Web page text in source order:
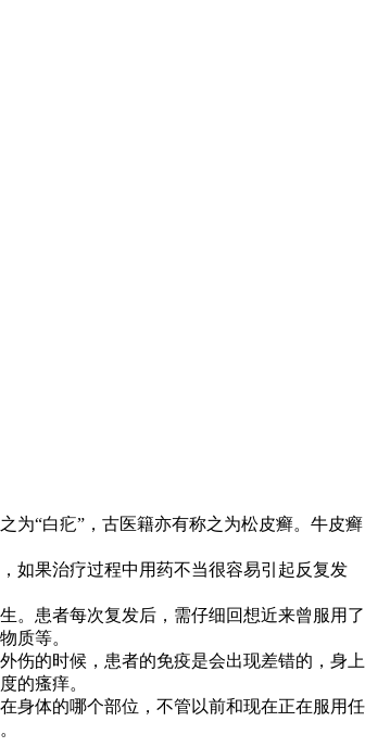
为“白疕”，古医籍亦有称之为松皮癣。牛皮癣
如果治疗过程中用药不当很容易引起反复发
。患者每次复发后，需仔细回想近来曾服用了
质等。
伤的时候，患者的免疫是会出现差错的，身上
的瘙痒。
身体的哪个部位，不管以前和现在正在服用任